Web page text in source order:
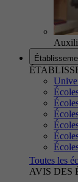
Toutes les
AVIS DES